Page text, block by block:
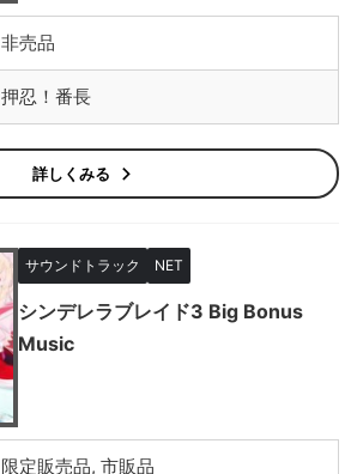
非売品
押忍！番長
詳しくみる
サウンドトラック NET
シンデレラブレイド3 Big Bonus
Music
限定販売品, 市販品